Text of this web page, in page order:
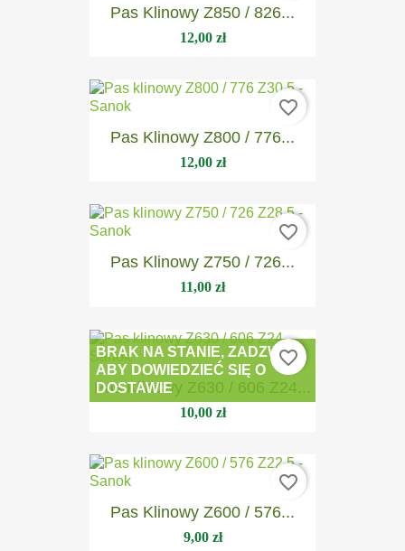
Pas Klinowy Z850 / 826...
12,00 zł
Pas Klinowy Z800 / 776...
12,00 zł
favorite_border
Pas Klinowy Z750 / 726...
11,00 zł
favorite_border
Pas Klinowy Z630 / 606 Z24...
10,00 zł
BRAK NA STANIE, ZADZWOŃ
ABY DOWIEDZIEĆ SIĘ O
DOSTAWIE
favorite_border
Pas Klinowy Z600 / 576...
9,00 zł
favorite_border